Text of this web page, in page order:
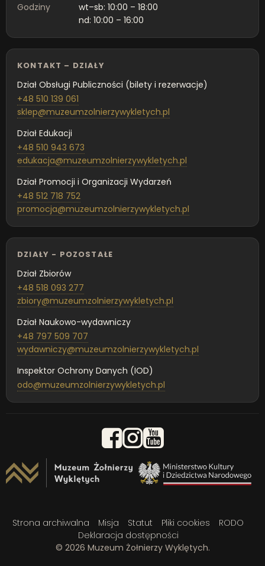
Godziny
wt–sb: 10:00 – 18:00
nd: 10:00 – 16:00
KONTAKT – DZIAŁY
Dział Obsługi Publiczności (bilety i rezerwacje)
+48 510 139 061
sklep@muzeumzolnierzywykletych.pl
Dział Edukacji
+48 510 943 673
edukacja@muzeumzolnierzywykletych.pl
Dział Promocji i Organizacji Wydarzeń
+48 512 718 752
promocja@muzeumzolnierzywykletych.pl
DZIAŁY - POZOSTAŁE
Dział Zbiorów
+48 518 093 277
zbiory@muzeumzolnierzywykletych.pl
Dział Naukowo-wydawniczy
+48 797 509 707
wydawniczy@muzeumzolnierzywykletych.pl
Inspektor Ochrony Danych (IOD)
odo@muzeumzolnierzywykletych.pl
© 2026 Muzeum Żołnierzy Wyklętych.
Strona archiwalna Misja Statut Pliki cookies
RODO
Deklaracja dostępności